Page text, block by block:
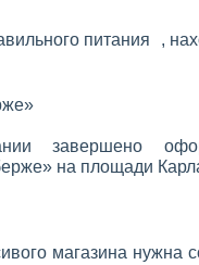
питания ,
завершено
на площади
магазина нужна